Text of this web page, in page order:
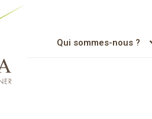
Qui sommes-nous ?